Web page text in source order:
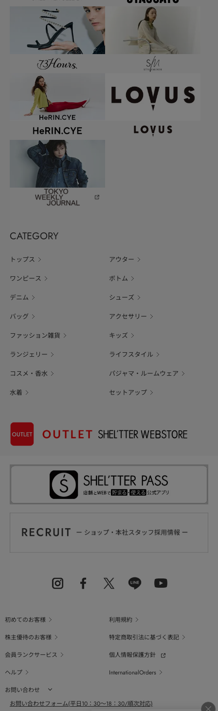
CATEGORY
トップス アウター
ワンピース ボトム
デニム シューズ
バッグ アクセサリー
ファッション雑貨 キッズ
ランジェリー ライフスタイル
コスメ・香水 パジャマ・ルームウェア
水着 セットアップ
初めてのお客様
利用規約
株主優待のお客様
特定商取引法に基づく表記
会員ランクサービス
個人情報保護方針
ヘルプ
InternationalOrders
お問い合わせ
お問い合わせフォーム(平日10：30～18：30/順次対応)